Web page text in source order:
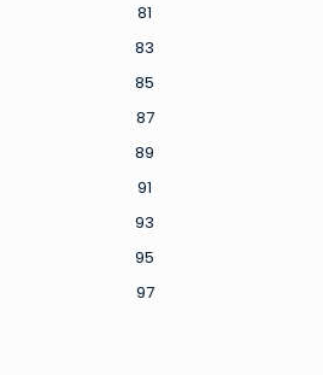
81
83
85
87
89
91
93
95
97